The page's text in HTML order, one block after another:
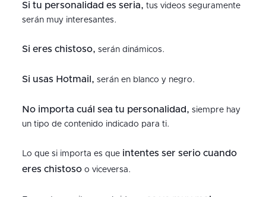
Si tu personalidad es seria, tus videos seguramente
serán muy interesantes.
Si eres chistoso, serán dinámicos.
Si usas Hotmail, serán en blanco y negro.
No importa cuál sea tu personalidad, siempre hay
un tipo de contenido indicado para ti.
Lo que si importa es que intentes ser serio cuando
eres chistosoo viceversa.